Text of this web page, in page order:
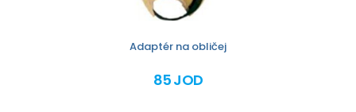
Adaptér na obličej
85 JOD